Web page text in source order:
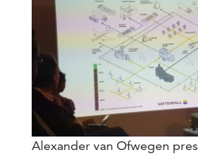
Alexander van Ofwegen